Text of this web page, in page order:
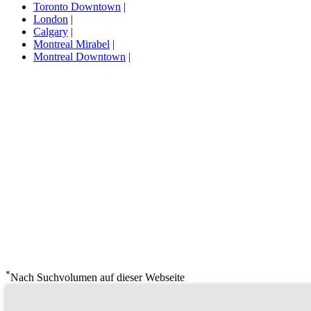
Toronto Downtown |
London |
Calgary |
Montreal Mirabel |
Montreal Downtown |
*Nach Suchvolumen auf dieser Webseite